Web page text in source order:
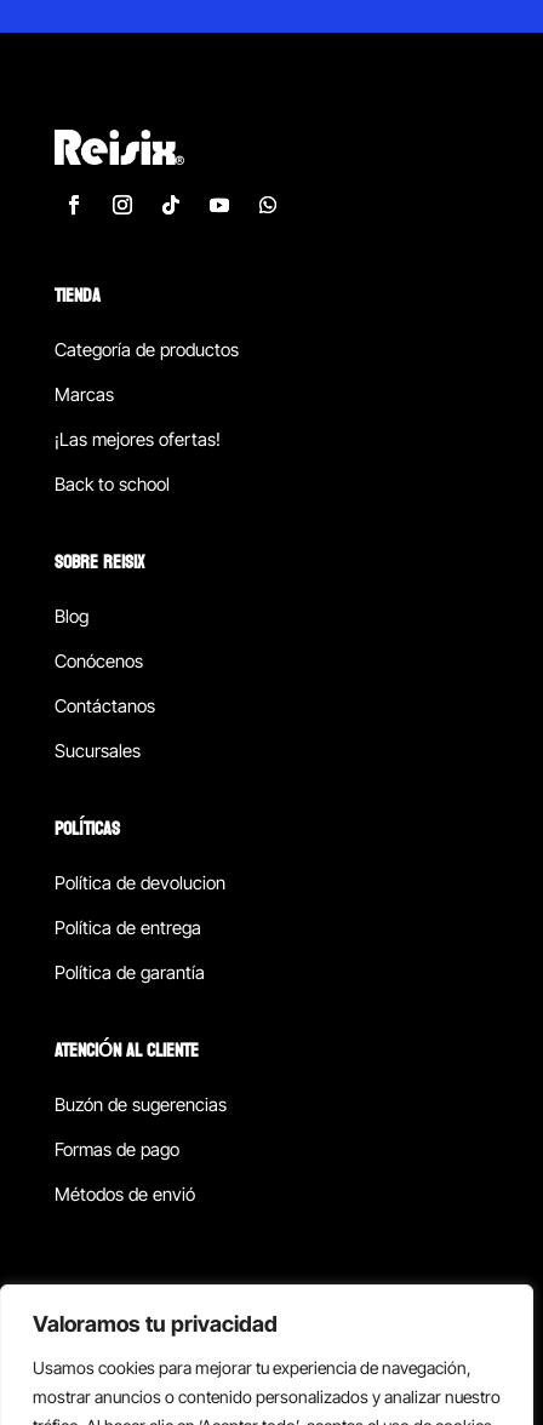
Valoramos tu privacidad
Usamos cookies para mejorar tu experiencia de navegación,
mostrar anuncios o contenido personalizados y analizar nuestro
TIENDA
Categoría de productos
Marcas
¡Las mejores ofertas!
Back to school
SOBRE REISIX
Blog
Conócenos
Contáctanos
Sucursales
POLÍTICAS
Política de devolucion
Política de entrega
Política de garantía
ATENCIÓN AL CLIENTE
Buzón de sugerencias
Formas de pago
Métodos de envió
Copyright © 2026 Reisix. Todos los derechos reservados.